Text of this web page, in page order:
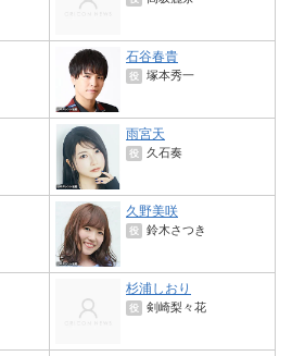
石谷春貴
役 塚本秀一
雨宮天
役 久石奏
久野美咲
役 鈴木さつき
杉浦しおり
役 剣崎梨々花